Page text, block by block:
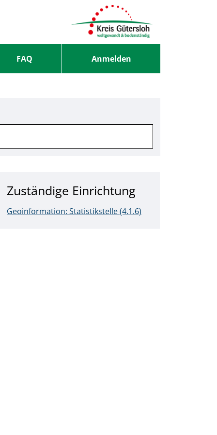
FAQ Anmelden
Zuständige Einrichtung
Geoinformation: Statistikstelle (4.1.6)